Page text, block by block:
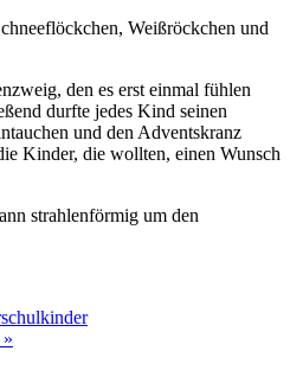
Weißröckchen und
den es erst einmal fühlen
durfte jedes Kind seinen
und den Adventskranz
Kinder, die wollten, einen Wunsch
strahlenförmig um den